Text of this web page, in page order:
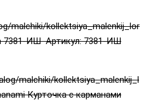
malchiki/kollektsiya_malenkij_lor
7381-ИШ Артикул: 7381-ИШ
malchiki/kollektsiya_malenkij_l
Курточка с карманами